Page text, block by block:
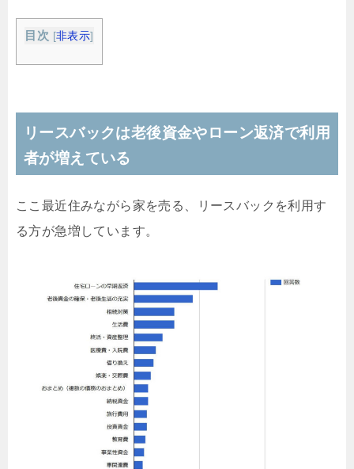
目次 [非表示]
リースバックは老後資金やローン返済で利用
者が増えている
ここ最近住みながら家を売る、リースバックを利用す
る方が急増しています。